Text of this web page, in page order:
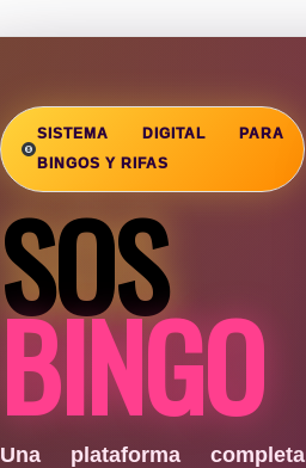
SISTEMA DIGITAL PARA
BINGOS Y RIFAS
SOS
BINGO
Una plataforma completa